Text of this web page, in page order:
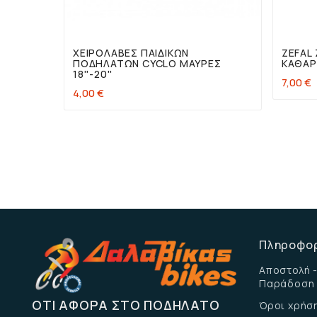
ΧΕΙΡΟΛΑΒΈΣ ΠΑΙΔΙΚΏΝ
ΠΟΔΗΛΆΤΩΝ CYCLO ΜΑΎΡΕΣ
18''-20''
4,00 €
7,00 €
ΌΤΙ ΑΦΟΡΆ ΣΤΟ ΠΟΔΉΛΑΤΟ
Αποστολή
Παράδοση
Όροι